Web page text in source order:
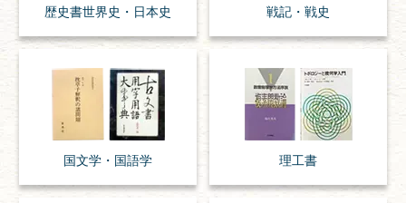
歴史書世界史・ 日本史 戦記・戦史
国文学・ 国語学 理工書